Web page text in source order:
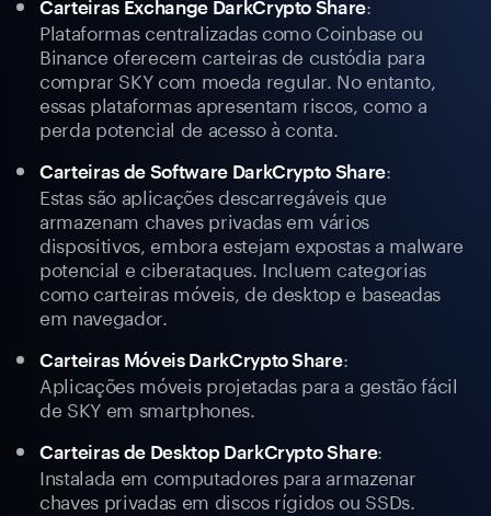
Carteiras Exchange DarkCrypto Share
Plataformas centralizadas como Coinbase ou
Binance oferecem carteiras de custódia para
comprar SKY com moeda regular. No entanto,
essas plataformas apresentam riscos, como a
perda potencial de acesso à conta.
Carteiras de Software DarkCrypto Share:
Estas são aplicações descarregáveis que
armazenam chaves privadas em vários
dispositivos, embora estejam expostas a malware
potencial e ciberataques. Incluem categorias
como carteiras móveis, de desktop e baseadas
em navegador.
Carteiras Móveis DarkCrypto Share:
Aplicações móveis projetadas para a gestão fácil
de SKY em smartphones.
Carteiras de Desktop DarkCrypto Share:
Instalada em computadores para armazenar
chaves privadas em discos rígidos ou SSDs.